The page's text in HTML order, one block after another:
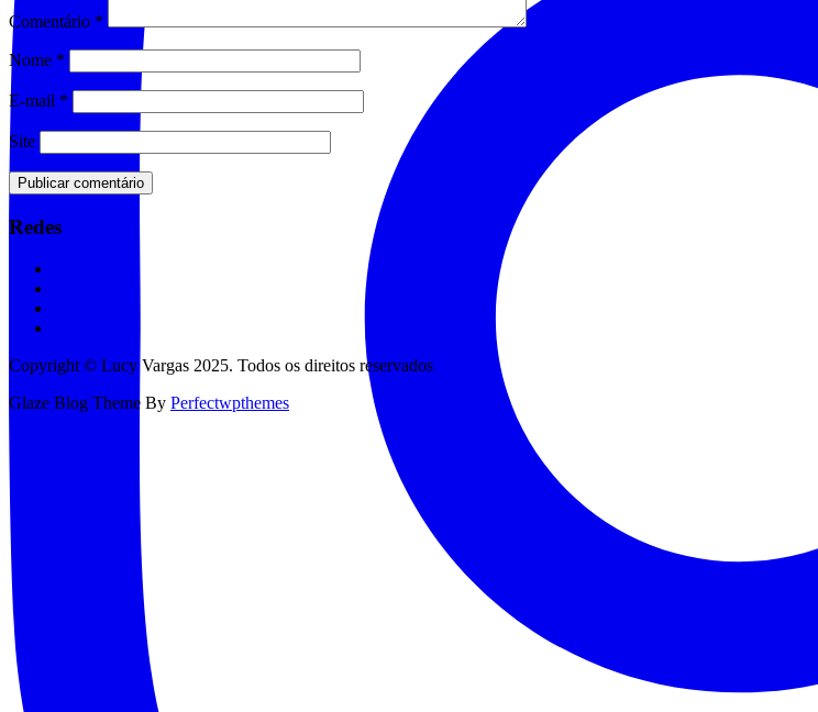
Comentário *
Nome *
E-mail *
Site
Redes
Copyright © Lucy Vargas 2025. Todos os direitos reservados
Glaze Blog Theme By Perfectwpthemes